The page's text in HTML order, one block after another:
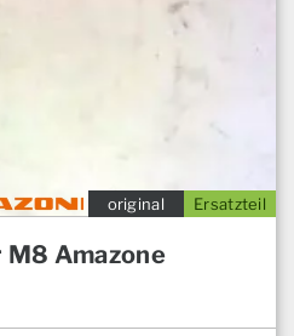
Ersatzteil
original
Amazone